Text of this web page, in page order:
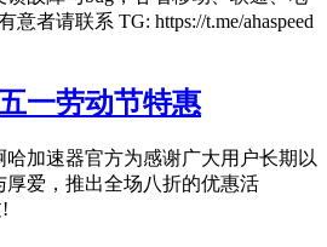
者请联系 TG: https://t.me/ahaspeed
一劳动节特惠
加速器官方为感谢广大用户长期以
爱，推出全场八折的优惠活